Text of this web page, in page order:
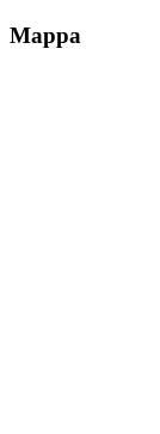
Mappa